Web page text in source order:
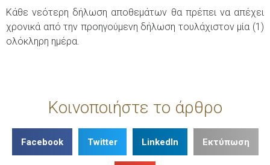
Κάθε νεότερη δήλωση αποθεμάτων θα πρέπει να απέχει
χρονικά από την προηγούμενη δήλωση τουλάχιστον μία (1)
ολόκληρη ημέρα.
Κοινοποιήστε το άρθρο
Facebook Twitter LinkedIn Εκτύπωση